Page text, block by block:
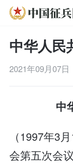
中华人民
2021年09月07日
中
（1997年3
会第五次会